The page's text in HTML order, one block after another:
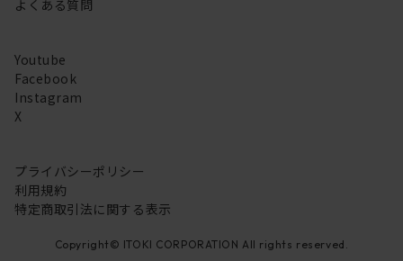
よくある質問
Youtube
Facebook
Instagram
X
プライバシーポリシー
利用規約
特定商取引法に関する表示
Copyright© ITOKI CORPORATION All rights reserved.